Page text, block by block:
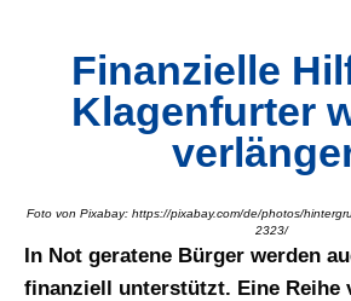
Finanzielle
Klagenfurter
Foto von Pixabay: https://pixabay.com/de/photos/
2323/
In Not geratene Bürger werden
finanziell unterstützt. Eine Reihe